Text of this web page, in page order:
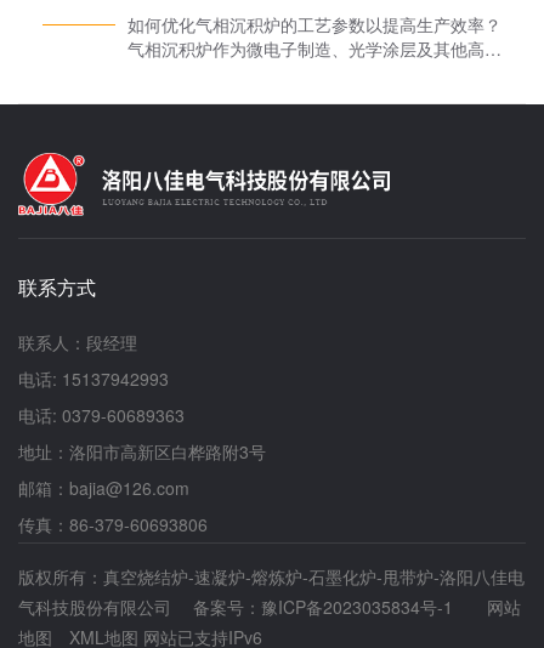
污染设备。此外，场地的地面材料也应选择不易产
生灰尘的材料。 2.温度和湿度：真空熔炼炉对
持稳定的温度和湿度。避免出现极端温度或湿度波
一定的火灾和爆炸风险。安装场地应具备相应的防
火防爆措施，如设置防火墙、使用防爆电器
1.操作安全：安装场地应设置合适的安全操作规程
和标识，以确保操作人员能够安全地操作设备。同
导致事故发生。 2.紧急救援：针对可能发生的
事故或紧急情况，安装场地应配备相应的紧急救援
急情况下及时采取救援措施。 3.环保措施：为
确保周边环境的安全与清洁，安装场地应建立严格
等，以防止对环境造成污染。 六、便利性考
虑 1.交通便捷：选择一个交通便利的安装场
地，有利于设备和人员的进出，缩短运输时间，提
高工作效率。 2.维修便利：考虑到设备运行过
如何优化气相沉积炉的工艺参数以提高生产效率？
气相沉积炉作为微电子制造、光学涂层及其他高科
的提升。一、温度参数的优化温度是气相沉积过程
中关键的参数之一。它直接影响着原料气体的分
过实验和数据分析，找出好的温度范围，并实时调
内压力对气相沉积过程同样具有重要影响。压力参
数影响着气体分子的扩散速率与碰撞频率，进而影
扩散速率降低，可能导致薄膜生长速率减缓；而在
低压条件下，气体分子的平均自由程增加，有利于
况调整炉内压力，以获得理想的薄膜生长效果。
沉积过程中的另外两个关键参数。气体流量的大小
直接决定了原料气体在炉内的浓度分布，进而影响
薄膜的生长速率与厚度。组分则决定了薄膜的化学
联系方式
联系人：段经理
电话: 15137942993
电话: 0379-60689363
地址：洛阳市高新区白桦路附3号
邮箱：bajia@126.com
传真：86-379-60693806
版权所有：真空烧结炉-速凝炉-熔炼炉-石墨化炉-甩带炉-洛阳八佳电
气科技股份有限公司 备案号： 豫ICP备2023035834号-1
网站
地图
XML地图 网站已支持IPv6